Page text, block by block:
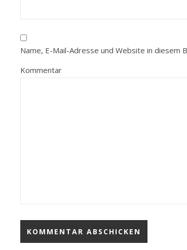
Name, E-Mail-Adresse und Website in diesem
Kommentar